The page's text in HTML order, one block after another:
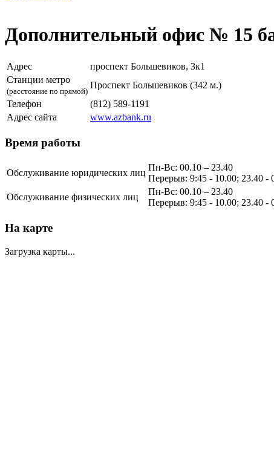
Дополнительный офис № 15
Адрес
проспект Большевиков, 3к1
Станции метро
(расстояние по прямой)
Проспект Большевиков (342 м.)
Телефон
(812) 589-1191
Адрес сайта
www.azbank.ru
Время работы
Обслуживание юридических лиц
Пн-Вс: 00.10 – 23.40
Перерыв: 9:45 - 10.00; 23.40 -
Обслуживание физических лиц
Пн-Вс: 00.10 – 23.40
Перерыв: 9:45 - 10.00; 23.40 -
На карте
Загрузка карты...